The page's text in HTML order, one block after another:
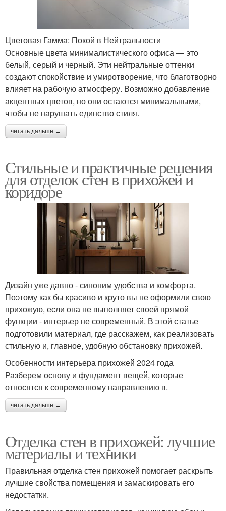
Цветовая Гамма: Покой в Нейтральности
Основные цвета минималистического офиса — это
белый, серый и черный. Эти нейтральные оттенки
создают спокойствие и умиротворение, что благотворно
влияет на рабочую атмосферу. Возможно добавление
акцентных цветов, но они остаются минимальными,
чтобы не нарушать единство стиля.
читать дальше →
Стильные и практичные решения
для отделок стен в прихожей и
коридоре
Дизайн уже давно - синоним удобства и комфорта.
Поэтому как бы красиво и круто вы не оформили свою
прихожую, если она не выполняет своей прямой
функции - интерьер не современный. В этой статье
подготовили материал, где расскажем, как реализовать
стильную и, главное, удобную обстановку прихожей.
Особенности интерьера прихожей 2024 года
Разберем основу и фундамент вещей, которые
относятся к современному направлению в.
читать дальше →
Отделка стен в прихожей: лучшие
материалы и техники
Правильная отделка стен прихожей помогает раскрыть
лучшие свойства помещения и замаскировать его
недостатки.